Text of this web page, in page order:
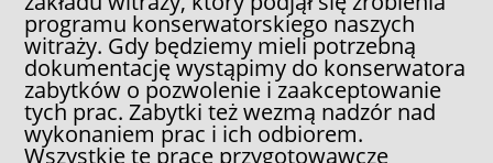
programu konserwatorskiego naszych
witraży. Gdy będziemy mieli potrzebną
dokumentację wystąpimy do konserwatora
zabytków o pozwolenie i zaakceptowanie
tych prac. Zabytki też wezmą nadzór nad
wykonaniem prac i ich odbiorem.
Wszystkie te prace przygotowawcze